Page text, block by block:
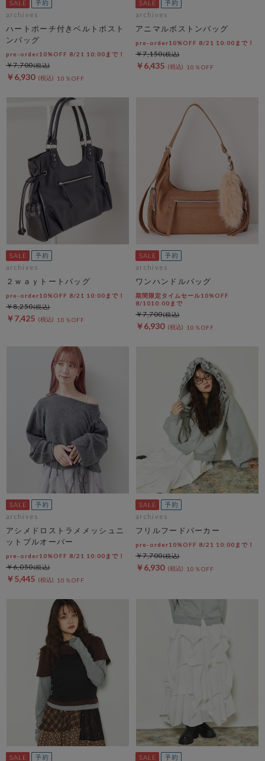
archives
ハートポーチ付きベルトボスト
ンバッグ
pre-order10%OFF 8/21 10:00まで！
￥6,930 10％OFF
￥7,700
archives
アニマルボストンバッグ
pre-order10%OFF 8/21 10:00まで！
￥6,435 10％OFF
￥7,150
archives
２ｗａｙトートバッグ
pre-order10%OFF 8/21 10:00まで！
￥7,425 10％OFF
￥8,250
archives
ワンハンドルバッグ
期間限定タイムセール10%OFF
8/1010:00まで
￥6,930 10％OFF
￥7,700
archives
アシメドロストラメメッシュニ
ットプルオーバー
pre-order10%OFF 8/21 10:00まで！
￥5,445 10％OFF
￥6,050
archives
フリルフードパーカー
pre-order10%OFF 8/21 10:00まで！
￥6,930 10％OFF
￥7,700